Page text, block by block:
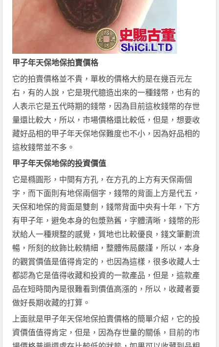
甲子年天保地保拍賣價格
它的拍賣價格並不貴，單枚的價格大約是在幾百元左
右，有的人說，它是現代臆造出來的一種錢幣，也有的
人表示它是五代時期的錢幣，因為目前這枚錢幣的存世
量還比較大，所以，市場價格還比較低，但是，想要收
藏好品相的甲子年天保地保難度也不小，因為好品相的
這枚錢幣並不多。
甲子年天保地保的投資價值
它是橢圓形，中間有方孔，在方孔的上方有天保兩個
字，而下面則有地保兩個字，錢幣的背面上方是代五，
天保和地保的背面是雙劍，錢幣背面中央有十年，下方
有甲子年，避免本身的包漿熟舊，字體清晰，錢幣的形
狀給人一種規整的感覺，質地也比較優良，錢文筆劃流
暢，所刻的紋飾比較精細，整體佈局嚴謹，所以，本身
的觀賞價值是值得肯定的，也因為這樣，很多收藏人士
都認為它是值得收藏和投資的一款產品，但是，這款產
品在短時間內是很難看到價值高漲的，所以，收藏者要
做好長期收藏的打算。
上面就是甲子年天保地保拍賣價格的簡單介紹，它的投
資價值值得肯定，但是，因為存世量的關係，目前的市